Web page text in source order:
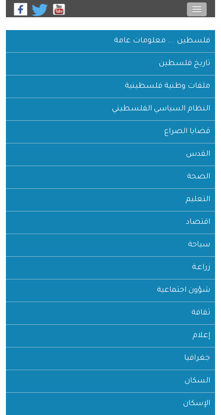
فلسطين ... معلومات عامة
تاريخ فلسطين
ملفات وطنية فلسطينية
النظام السياسي الفلسطيني
قضايا الصراع
القدس
الصحة
التعليم
اقتصاد
سياحة
زراعـة
شؤون اجتماعية
ثقافة
إعلام
جغرافيا
السكان
الإسكان